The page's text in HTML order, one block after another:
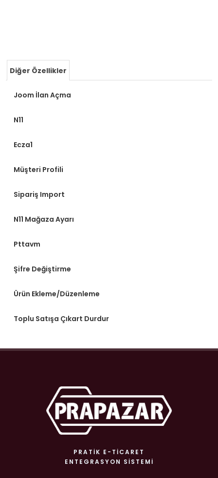
Diğer Özellikler
Joom İlan Açma
N11
Ecza1
Müşteri Profili
Sipariş Import
N11 Mağaza Ayarı
Pttavm
Şifre Değiştirme
Ürün Ekleme/Düzenleme
Toplu Satışa Çıkart Durdur
PRATIK E-TICARET
ENTEGRASYON SISTEMI